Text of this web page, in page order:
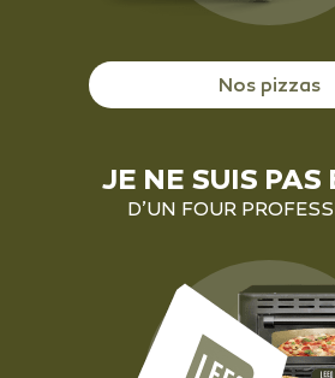
Nos pizzas
JE NE SUIS PAS
D’UN FOUR